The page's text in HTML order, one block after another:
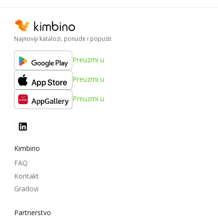
Najnoviji katalozi, ponude i popusti
Preuzmi u
Preuzmi u
Preuzmi u
Kimbino
FAQ
Kontakt
Gradovi
Partnerstvo